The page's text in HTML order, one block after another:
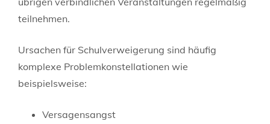
teilnehmen.
Ursachen für Schulverweigerung sind häufig
komplexe Problemkonstellationen wie
beispielsweise:
Versagensangst